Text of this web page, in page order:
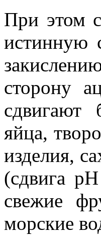
При этом
истинную
сторону
сдвигают
яйца,
изделия,
(сдвига
свежие
морские